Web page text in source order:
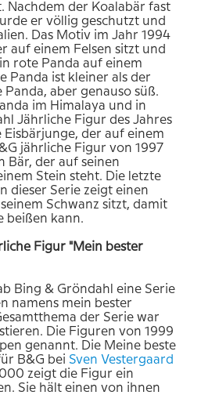
Nachdem der Koalabär fast
er völlig geschutzt und
Das Motiv im Jahr 1994
auf einem Felsen sitzt und
rote Panda auf einem
Panda ist kleiner als der
aber genauso süß.
im Himalaya und in
Jährliche Figur des Jahres
Eisbärjunge, der auf einem
jährliche Figur von 1997
Bär, der auf seinen
Stein steht. Die letzte
dieser Serie zeigt einen
Schwanz sitzt, damit
beißen kann.
Figur "Mein bester
Bing & Gröndahl eine Serie
namens mein bester
der Serie war
Die Figuren von 1999
genannt. Die Meine beste
B&G bei Sven Vestergaard
zeigt die Figur ein
Sie hält einen von ihnen